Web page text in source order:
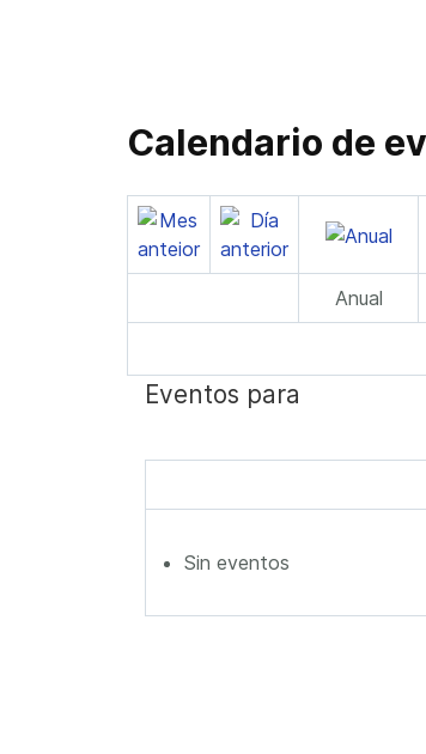
Calendario de
Anual
Eventos para
Sin eventos